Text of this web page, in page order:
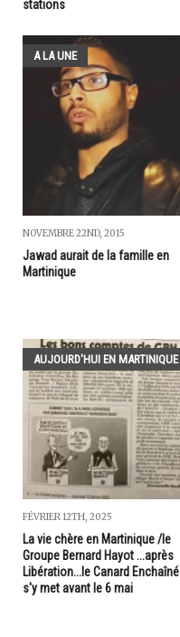
stations
A LA UNE
NOVEMBRE 22ND, 2015
Jawad aurait de la famille en
Martinique
AUJOURD'HUI EN MARTINIQUE
FÉVRIER 12TH, 2025
La vie chère en Martinique /le
Groupe Bernard Hayot ...après
Libération...le Canard Enchaîné
s'y met avant le 6 mai